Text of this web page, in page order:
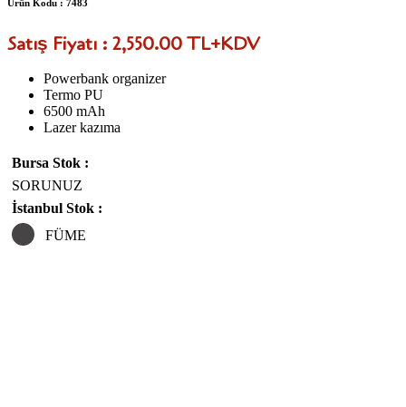
Ürün Kodu : 7483
Satış Fiyatı : 2,550.00 TL+KDV
Powerbank organizer
Termo PU
6500 mAh
Lazer kazıma
Bursa Stok :
SORUNUZ
İstanbul Stok :
FÜME